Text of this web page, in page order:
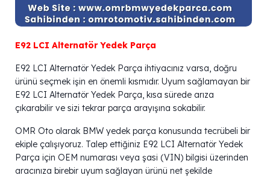
E92 LCI Alternatör Yedek Parça
E92 LCI Alternatör Yedek Parça ihtiyacınız varsa, doğru
ürünü seçmek işin en önemli kısmıdır. Uyum sağlamayan bir
E92 LCI Alternatör Yedek Parça, kısa sürede arıza
çıkarabilir ve sizi tekrar parça arayışına sokabilir.
OMR Oto olarak BMW yedek parça konusunda tecrübeli bir
ekiple çalışıyoruz. Talep ettiğiniz E92 LCI Alternatör Yedek
Parça için OEM numarası veya şasi (VIN) bilgisi üzerinden
aracınıza birebir uyum sağlayan ürünü net şekilde